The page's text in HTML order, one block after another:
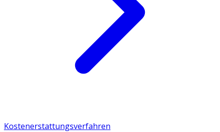
Kostenerstattungsverfahren